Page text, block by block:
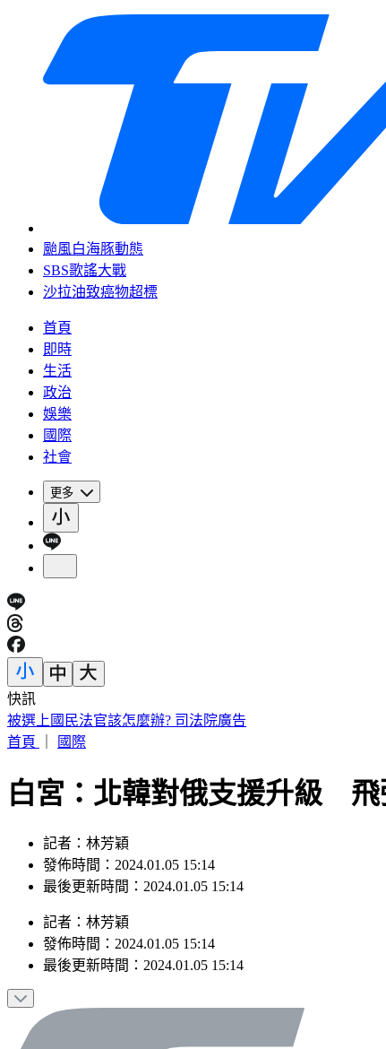
颱風白海豚動態
SBS歌謠大戰
沙拉油致癌物超標
首頁
即時
生活
政治
娛樂
國際
社會
更多
快訊
白海豚慢速擺尾！氣象粉專崩潰喊「叛逆難搞」：雨彈恐拖
首頁
國際
白宮：北韓對俄支援升級 飛
記者：林芳穎
發佈時間：2024.01.05 15:14
最後更新時間：2024.01.05 15:14
記者 ： 林芳穎
發佈時間： 2024.01.05 15:14
最後更新時間： 2024.01.05 15:14